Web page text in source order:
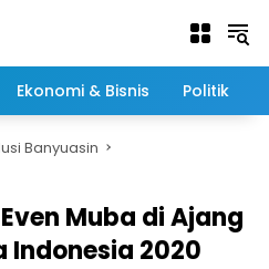
Ekonomi & Bisnis Politik
Banyuasin
Muba di Ajang
Indonesia 2020